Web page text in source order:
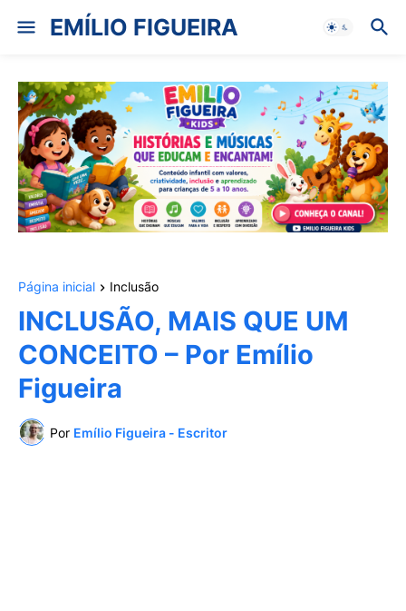
EMÍLIO FIGUEIRA
Página inicial Inclusão
INCLUSÃO, MAIS QUE UM
CONCEITO – Por Emílio
Figueira
Por Emílio Figueira - Escritor